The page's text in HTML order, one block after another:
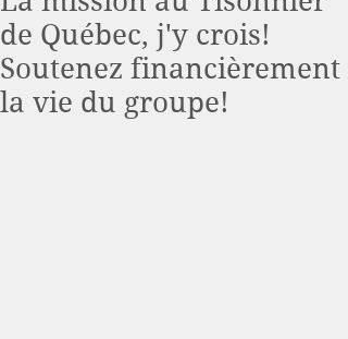
de Québec, j'y crois!
Soutenez financièrement
la vie du groupe!